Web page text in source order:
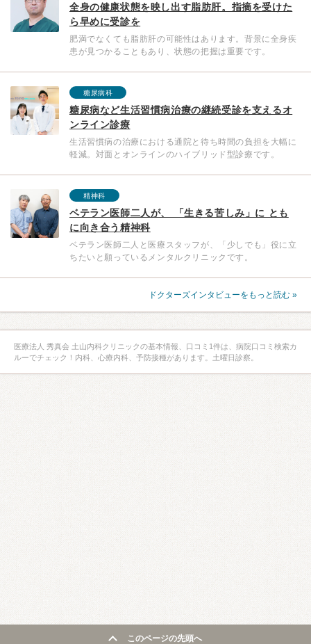
全身の健康状態を映し出す脂肪肝。指摘を受けた
ら早めに受診を
肥満でなくても脂肪肝の可能性はあります。背景に全身疾
患が見つかることもあり、状態の把握は重要です。
糖尿病科
糖尿病など生活習慣病治療の継続受診を支えるオ
ンライン診療
生活習慣病の治療における通院と待ち時間の負担を大幅に
軽減。対面とオンラインのハイブリッド型診療です。
精神科
ベテラン医師二人が、 「生きる苦しみ」に とも
に向き合う精神科
ベテラン医師二人と医療スタッフが、「少しでも」役に立
ちたいと願っているメンタルクリニックです。
ドクターズインタビューをもっと読む »
医療法人 秀真会 土山内科クリニックの基本情報、口コミ1件は、病院口コミ検索カ
ルーでチェック！内科、心療内科、予防接種があります。土曜日診察。
このページの先頭へ